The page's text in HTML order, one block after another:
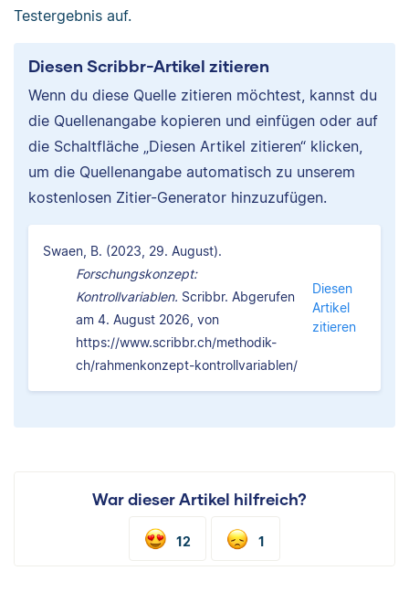
Testergebnis auf.
Diesen Scribbr-Artikel zitieren
Wenn du diese Quelle zitieren möchtest, kannst du
die Quellenangabe kopieren und einfügen oder auf
die Schaltfläche „Diesen Artikel zitieren“ klicken,
um die Quellenangabe automatisch zu unserem
kostenlosen Zitier-Generator hinzuzufügen.
Swaen, B. (2023, 29. August).
Forschungskonzept:
Kontrollvariablen. Scribbr. Abgerufen
am 4. August 2026, von
https://www.scribbr.ch/methodik-
ch/rahmenkonzept-kontrollvariablen/
Diesen
Artikel
zitieren
War dieser Artikel hilfreich?
12 1